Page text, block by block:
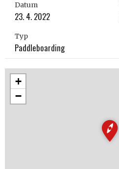
Datum
23. 4. 2022
Typ
Paddleboarding
+
−